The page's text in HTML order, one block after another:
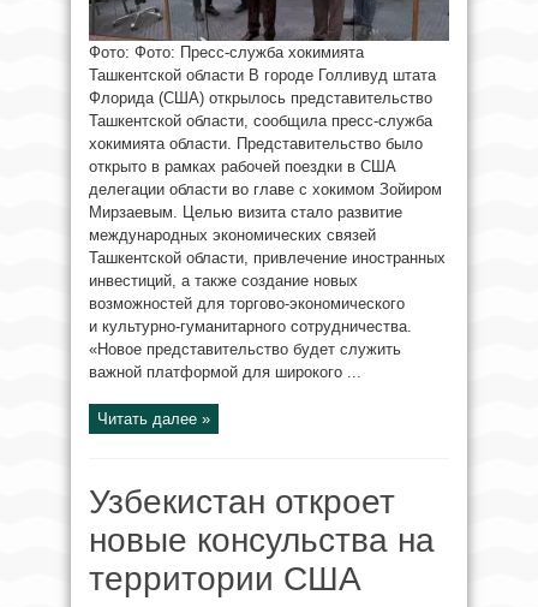
Фото: Фото: Пресс-служба хокимията
Ташкентской области В городе Голливуд штата
Флорида (США) открылось представительство
Ташкентской области, сообщила пресс-служба
хокимията области. Представительство было
открыто в рамках рабочей поездки в США
делегации области во главе с хокимом Зойиром
Мирзаевым. Целью визита стало развитие
международных экономических связей
Ташкентской области, привлечение иностранных
инвестиций, а также создание новых
возможностей для торгово-экономического
и культурно-гуманитарного сотрудничества.
«Новое представительство будет служить
важной платформой для широкого ...
Читать далее »
Узбекистан откроет
новые консульства на
территории США